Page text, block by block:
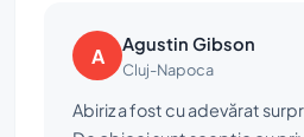
A Agustin Gibson
Cluj-Napoca
Abiriz a fost cu adevărat